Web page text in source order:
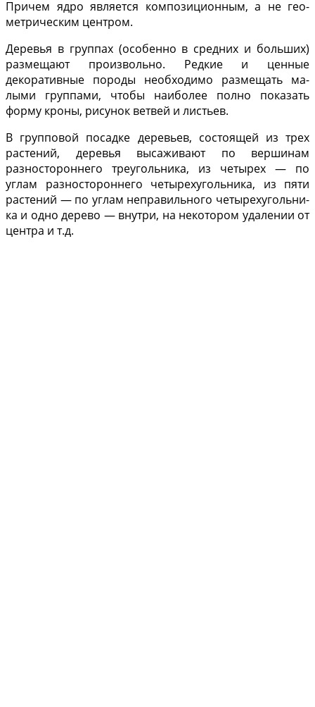
Причем ядро яв­ляется композиционным, а не гео­
метрическим центром.
Деревья в группах (особенно в средних и больших)
размещают про­извольно. Редкие и ценные
декоративные породы необходимо размещать ма­
лыми группами, чтобы наиболее пол­но показать
форму кроны, рисунок ветвей и листьев.
В групповой посадке деревьев, состоя­щей из трех
растений, деревья выса­живают по вершинам
разносторон­него треугольника, из четырех — по
углам разностороннего четыреху­гольника, из пяти
растений — по уг­лам неправильного четырехугольни­
ка и одно дерево — внутри, на неко­тором удалении от
центра и т.д.